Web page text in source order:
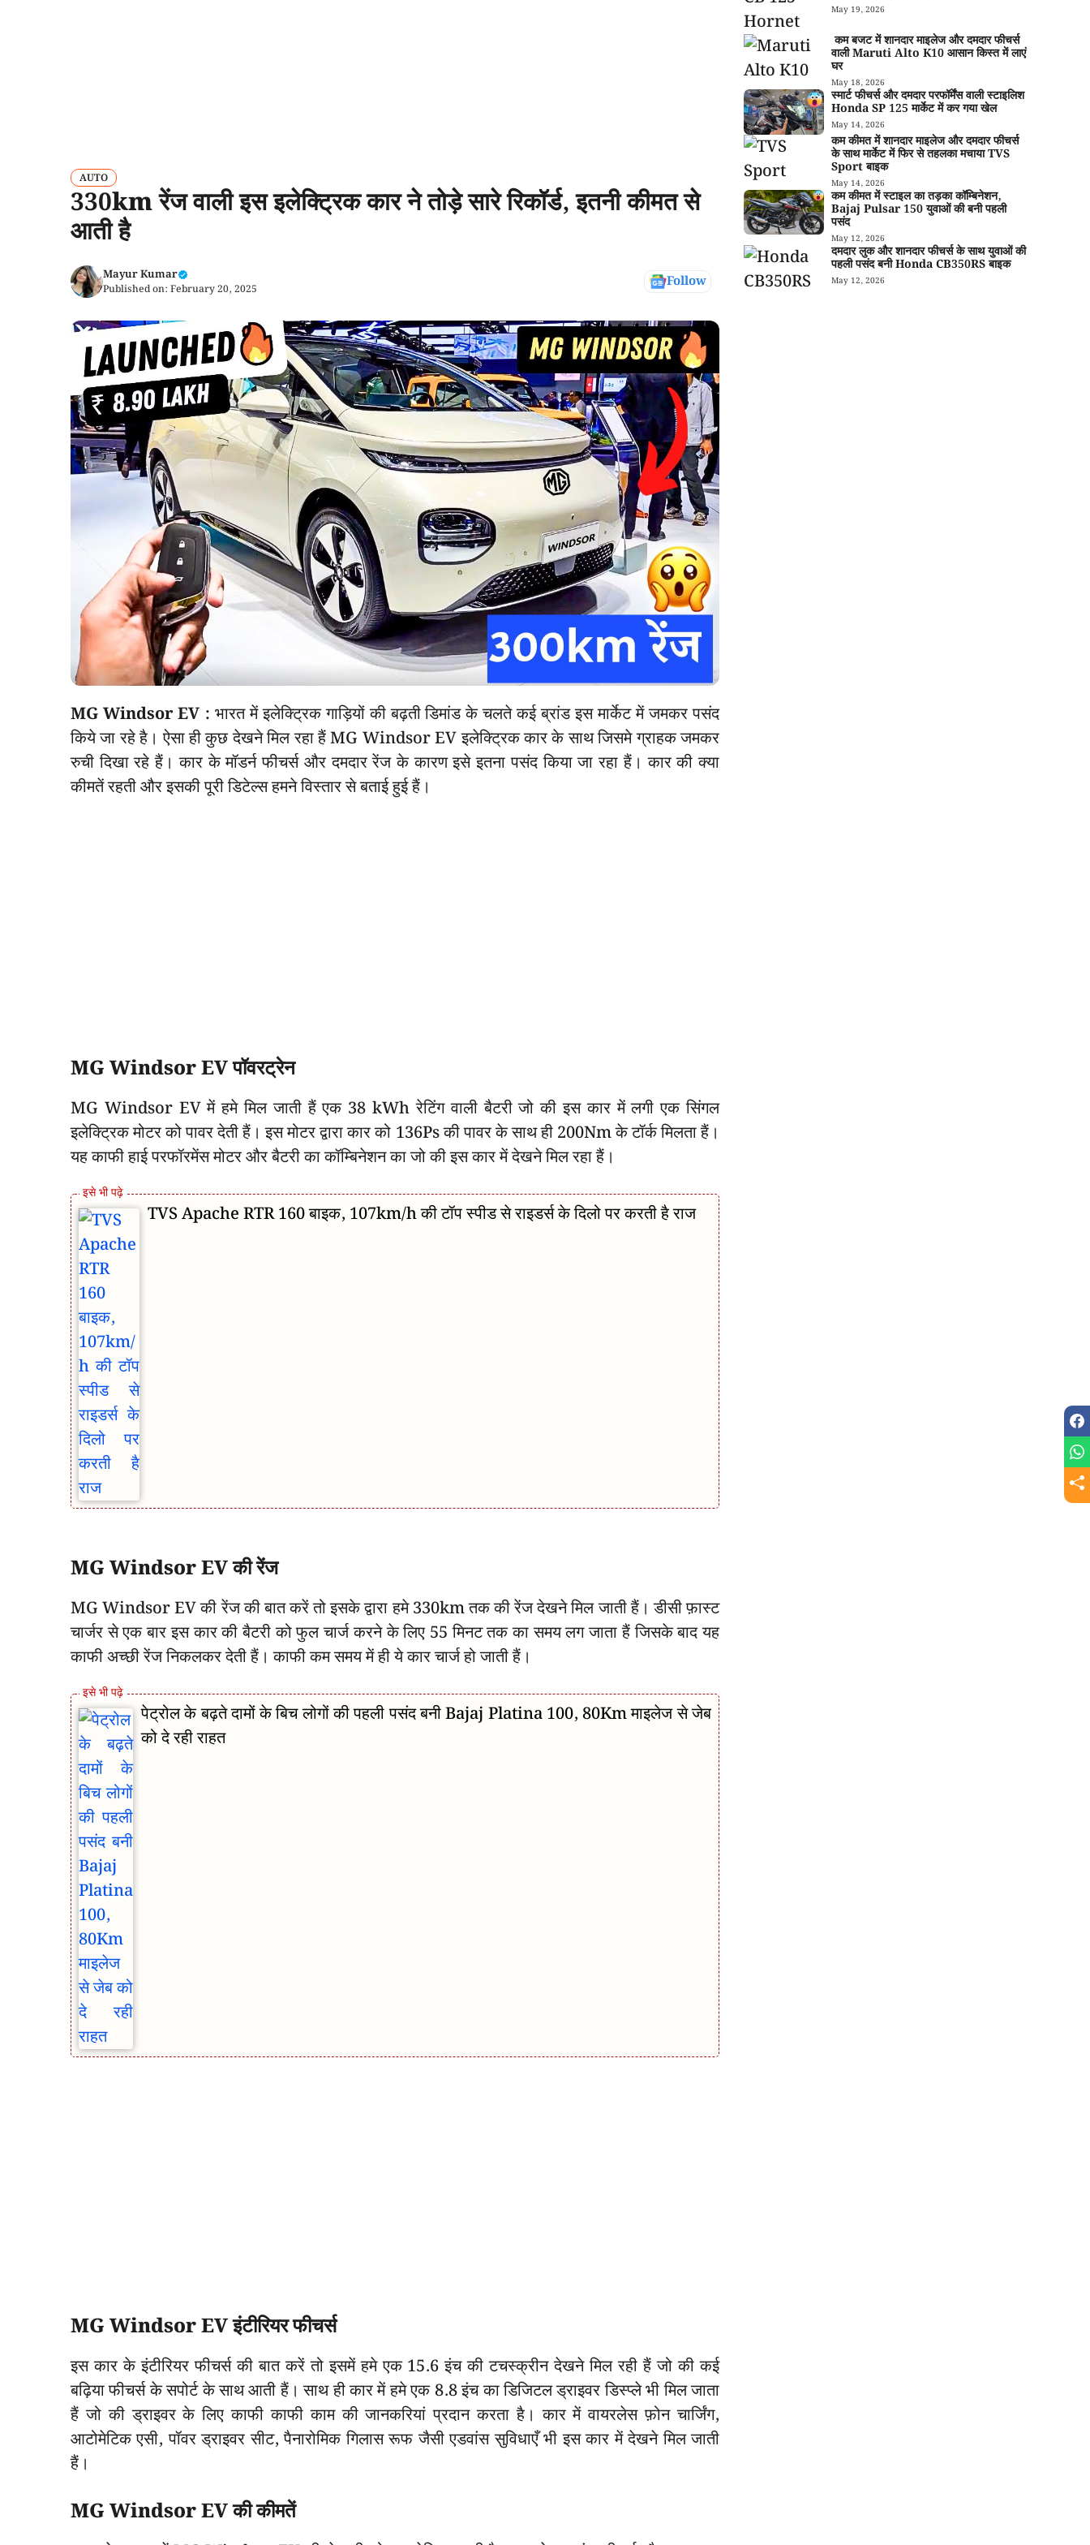
AUTO
330km रेंज वाली इस इलेक्ट्रिक कार ने तोड़े सारे रिकॉर्ड, इतनी कीमत से
आती है
Mayur Kumar
Published on: February 20, 2025 Follow
MG Windsor EV : भारत में इलेक्ट्रिक गाड़ियों की बढ़ती डिमांड के चलते कई ब्रांड इस मार्केट में जमकर पसंद
किये जा रहे है। ऐसा ही कुछ देखने मिल रहा हैं MG Windsor EV इलेक्ट्रिक कार के साथ जिसमे ग्राहक जमकर
रुची दिखा रहे हैं। कार के मॉडर्न फीचर्स और दमदार रेंज के कारण इसे इतना पसंद किया जा रहा हैं। कार की क्या
कीमतें रहती और इसकी पूरी डिटेल्स हमने विस्तार से बताई हुई हैं।
MG Windsor EV पॉवरट्रेन
MG Windsor EV में हमे मिल जाती हैं एक 38 kWh रेटिंग वाली बैटरी जो की इस कार में लगी एक सिंगल
इलेक्ट्रिक मोटर को पावर देती हैं। इस मोटर द्वारा कार को 136Ps की पावर के साथ ही 200Nm के टॉर्क मिलता हैं।
यह काफी हाई परफॉरमेंस मोटर और बैटरी का कॉम्बिनेशन का जो की इस कार में देखने मिल रहा हैं।
TVS Apache RTR 160 बाइक, 107km/h की टॉप स्पीड से राइडर्स के दिलो पर करती है राज
MG Windsor EV की रेंज
MG Windsor EV की रेंज की बात करें तो इसके द्वारा हमे 330km तक की रेंज देखने मिल जाती हैं। डीसी फ़ास्ट
चार्जर से एक बार इस कार की बैटरी को फुल चार्ज करने के लिए 55 मिनट तक का समय लग जाता हैं जिसके बाद यह
काफी अच्छी रेंज निकलकर देती हैं। काफी कम समय में ही ये कार चार्ज हो जाती हैं।
पेट्रोल के बढ़ते दामों के बिच लोगों की पहली पसंद बनी Bajaj Platina 100, 80Km माइलेज से जेब
को दे रही राहत
MG Windsor EV इंटीरियर फीचर्स
इस कार के इंटीरियर फीचर्स की बात करें तो इसमें हमे एक 15.6 इंच की टचस्क्रीन देखने मिल रही हैं जो की कई
बढ़िया फीचर्स के सपोर्ट के साथ आती हैं। साथ ही कार में हमे एक 8.8 इंच का डिजिटल ड्राइवर डिस्प्ले भी मिल जाता
हैं जो की ड्राइवर के लिए काफी काफी काम की जानकरियां प्रदान करता है। कार में वायरलेस फ़ोन चार्जिंग,
आटोमेटिक एसी, पॉवर ड्राइवर सीट, पैनारोमिक गिलास रूफ जैसी एडवांस सुविधाएँ भी इस कार में देखने मिल जाती
हैं।
MG Windsor EV की कीमतें
May 19, 2026
कम बजट में शानदार माइलेज और दमदार फीचर्स
वाली Maruti Alto K10 आसान किस्त में लाएं
घर
May 18, 2026
स्मार्ट फीचर्स और दमदार परफॉर्मेंस वाली स्टाइलिश
Honda SP 125 मार्केट में कर गया खेल
May 14, 2026
कम कीमत में शानदार माइलेज और दमदार फीचर्स
के साथ मार्केट में फिर से तहलका मचाया TVS
Sport बाइक
May 14, 2026
कम कीमत में स्टाइल का तड़का कॉम्बिनेशन,
Bajaj Pulsar 150 युवाओं की बनी पहली
पसंद
May 12, 2026
दमदार लुक और शानदार फीचर्स के साथ युवाओं की
पहली पसंद बनी Honda CB350RS बाइक
May 12, 2026